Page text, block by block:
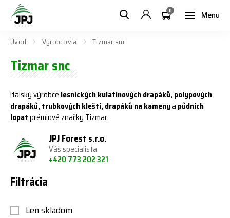
Menu
0
Úvod Výrobcovia Tizmar snc
Tizmar snc
Italský výrobce lesnických kulatinových drapáků,polypových
drapáků, trubkových kleští, drapáků na kamenya půdních
lopatprémiové značky Tizmar.
JPJ Forest s.r.o.
Váš specialista
+420 773 202 321
Filtrácia
Len skladom